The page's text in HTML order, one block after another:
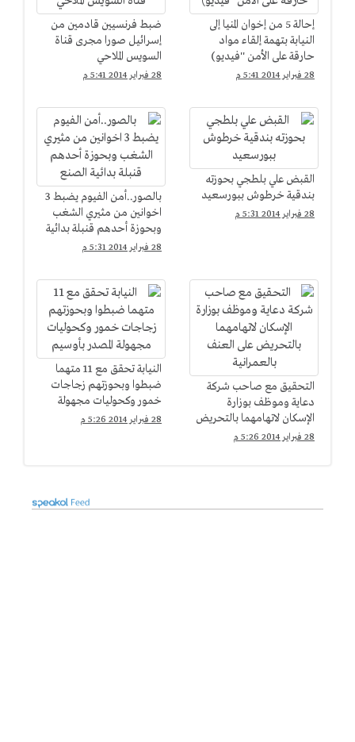
إحالة 5 من إخوان المنيا إلى
النيابة بتهمة إلقاء مواد
حارقة على الأمن ''فيديو)
28 فبراير 2014 5:41 م
ضبط فرنسيين قادمين من
إسرائيل صورا مجرى قناة
السويس الملاحي
28 فبراير 2014 5:41 م
القبض علي بلطجي بحوزته
بندقية خرطوش ببورسعيد
28 فبراير 2014 5:31 م
بالصور..أمن الفيوم يضبط 3
اخوانين من مثيري الشغب
وبحوزة أحدهم قنبلة بدائية
الصنع
28 فبراير 2014 5:31 م
التحقيق مع صاحب شركة
دعاية وموظف بوزارة
الإسكان لاتهامهما بالتحريض
على العنف بالعمرانية
28 فبراير 2014 5:26 م
النيابة تحقق مع 11 متهما
ضبطوا وبحوزتهم زجاجات
خمور وكحوليات مجهولة
المصدر بأوسيم
28 فبراير 2014 5:26 م